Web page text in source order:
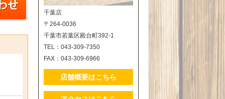
千葉店
〒264-0036
千葉市若葉区殿台町392-1
TEL：043-309-7350
FAX：043-309-6966
店舗概要はこちら